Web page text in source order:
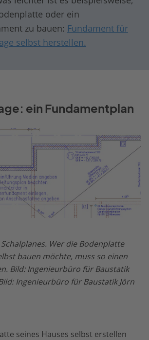
oder ein
zu bauen: Fundament für
selbst herstellen.
ein Fundamentplan
Wer die Bodenplatte
bauen möchte, muss so einen
Bild: Ingenieurbüro für Baustatik
Ingenieurbüro für Baustatik Jörn
seines Hauses selbst erstellen